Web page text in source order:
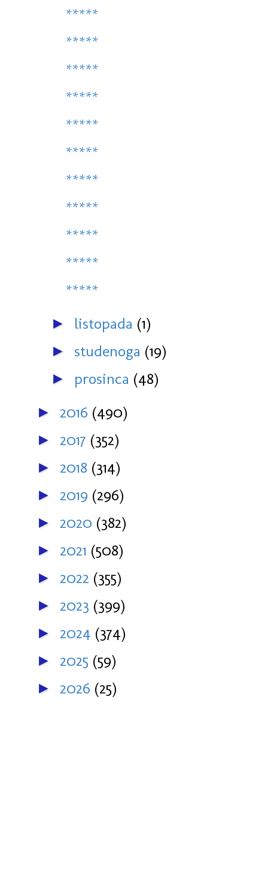
*****
*****
*****
*****
*****
*****
*****
*****
*****
*****
*****
► listopada (1)
► studenoga (19)
► prosinca (48)
► 2016 (490)
► 2017 (352)
► 2018 (314)
► 2019 (296)
► 2020 (382)
► 2021 (508)
► 2022 (355)
► 2023 (399)
► 2024 (374)
► 2025 (59)
► 2026 (25)